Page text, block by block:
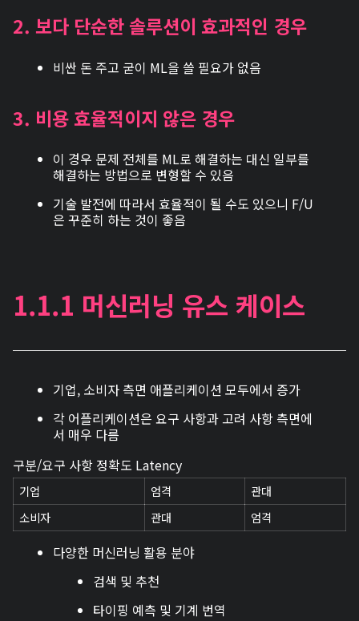
2. 보다 단순한 솔루션이 효과적인 경우
비싼 돈 주고 굳이 ML을 쓸 필요가 없음
3. 비용 효율적이지 않은 경우
이 경우 문제 전체를 ML로 해결하는 대신 일부를
해결하는 방법으로 변형할 수 있음
기술 발전에 따라서 효율적이 될 수도 있으니 F/U
은 꾸준히 하는 것이 좋음
1.1.1 머신러닝 유스 케이스
기업, 소비자 측면 애플리케이션 모두에서 증가
각 어플리케이션은 요구 사항과 고려 사항 측면에
서 매우 다름
구분/요구 사항 정확도 Latency
기업 엄격
관대
소비자
관대 엄격
다양한 머신러닝 활용 분야
검색 및 추천
타이핑 예측 및 기계 번역